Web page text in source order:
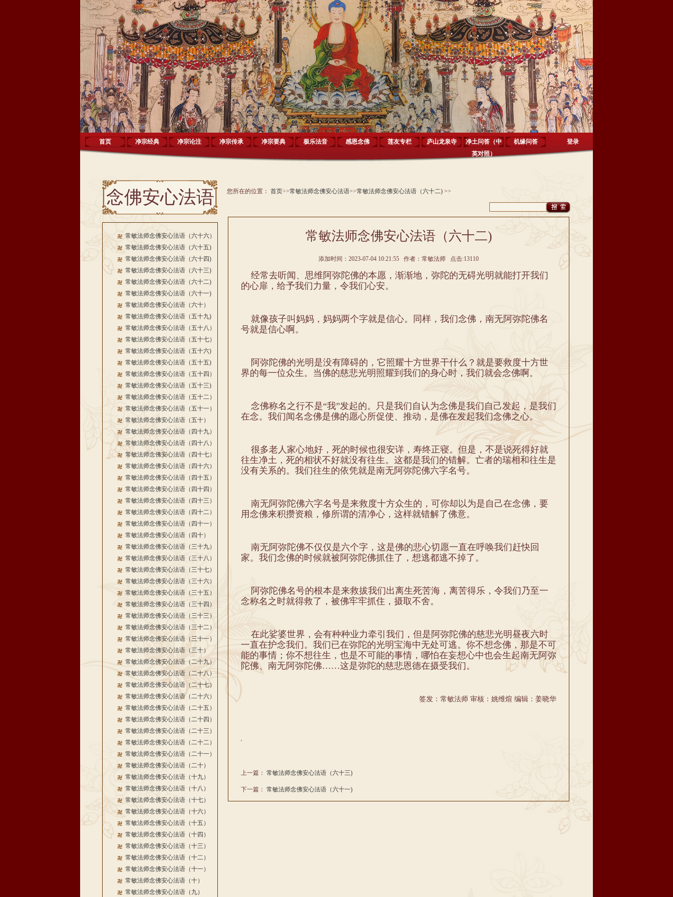
首页 净宗经典 净宗论注 净宗传承 净宗要典 极乐法音 感恩念佛 莲友专栏 庐山龙泉寺
净土问答（中
英对照）
机缘问答 登录
念佛安心法语
常敏法师念佛安心法语（六十六）
常敏法师念佛安心法语（六十五)
常敏法师念佛安心法语（六十四)
常敏法师念佛安心法语（六十三)
常敏法师念佛安心法语（六十二)
常敏法师念佛安心法语（六十一)
常敏法师念佛安心法语（六十）
常敏法师念佛安心法语（五十九)
常敏法师念佛安心法语（五十八）
常敏法师念佛安心法语（五十七）
常敏法师念佛安心法语（五十六)
常敏法师念佛安心法语（五十五)
常敏法师念佛安心法语（五十四）
常敏法师念佛安心法语（五十三)
常敏法师念佛安心法语（五十二）
常敏法师念佛安心法语（五十一）
常敏法师念佛安心法语（五十）
常敏法师念佛安心法语（四十九）
常敏法师念佛安心法语（四十八）
常敏法师念佛安心法语（四十七）
常敏法师念佛安心法语（四十六）
常敏法师念佛安心法语（四十五）
常敏法师念佛安心法语（四十四）
常敏法师念佛安心法语（四十三）
常敏法师念佛安心法语（四十二）
常敏法师念佛安心法语（四十一）
常敏法师念佛安心法语（四十）
常敏法师念佛安心法语（三十九）
常敏法师念佛安心法语（三十八）
常敏法师念佛安心法语（三十七）
常敏法师念佛安心法语（三十六）
常敏法师念佛安心法语（三十五）
常敏法师念佛安心法语（三十四）
常敏法师念佛安心法语（三十三）
常敏法师念佛安心法语（三十二）
常敏法师念佛安心法语（三十一）
常敏法师念佛安心法语（三十）
常敏法师念佛安心法语（二十九）
常敏法师念佛安心法语（二十八）
常敏法师念佛安心法语（二十七）
常敏法师念佛安心法语（二十六）
常敏法师念佛安心法语（二十五）
常敏法师念佛安心法语（二十四）
常敏法师念佛安心法语（二十三）
常敏法师念佛安心法语（二十二）
常敏法师念佛安心法语（二十一）
常敏法师念佛安心法语（二十）
常敏法师念佛安心法语（十九）
常敏法师念佛安心法语（十八）
常敏法师念佛安心法语（十七）
常敏法师念佛安心法语（十六）
常敏法师念佛安心法语（十五）
常敏法师念佛安心法语（十四）
常敏法师念佛安心法语（十三）
常敏法师念佛安心法语（十二）
常敏法师念佛安心法语（十一）
常敏法师念佛安心法语（十）
常敏法师念佛安心法语（九）
您所在的位置： 首页>>常敏法师念佛安心法语>>常敏法师念佛安心法语（六十二) >>
常敏法师念佛安心法语（六十二)
添加时间：2023-07-04 10:21:55 作者：常敏法师 点击:13110
经常去听闻、思维阿弥陀佛的本愿，渐渐地，弥陀的无碍光明就能打开我们
的心扉，给予我们力量，令我们心安。
就像孩子叫妈妈，妈妈两个字就是信心。同样，我们念佛，南无阿弥陀佛名
号就是信心啊。
阿弥陀佛的光明是没有障碍的，它照耀十方世界干什么？就是要救度十方世
界的每一位众生。当佛的慈悲光明照耀到我们的身心时，我们就会念佛啊。
念佛称名之行不是“我”发起的。只是我们自认为念佛是我们自己发起，是我们
在念。我们闻名念佛是佛的愿心所促使、推动，是佛在发起我们念佛之心。
很多老人家心地好，死的时候也很安详，寿终正寝。但是，不是说死得好就
往生净土，死的相状不好就没有往生。这都是我们的错解。亡者的瑞相和往生是
没有关系的。我们往生的依凭就是南无阿弥陀佛六字名号。
南无阿弥陀佛六字名号是来救度十方众生的，可你却以为是自己在念佛，要
用念佛来积攒资粮，修所谓的清净心，这样就错解了佛意。
南无阿弥陀佛不仅仅是六个字，这是佛的悲心切愿一直在呼唤我们赶快回
家。我们念佛的时候就被阿弥陀佛抓住了，想逃都逃不掉了。
阿弥陀佛名号的根本是来救拔我们出离生死苦海，离苦得乐，令我们乃至一
念称名之时就得救了，被佛牢牢抓住，摄取不舍。
在此娑婆世界，会有种种业力牵引我们，但是阿弥陀佛的慈悲光明昼夜六时
一直在护念我们。我们已在弥陀的光明宝海中无处可逃。你不想念佛，那是不可
能的事情；你不想往生，也是不可能的事情，哪怕在妄想心中也会生起南无阿弥
陀佛、南无阿弥陀佛……这是弥陀的慈悲恩德在摄受我们。
签发：常敏法师 审核：姚维煊 编辑：姜晓华
'
上一篇： 常敏法师念佛安心法语（六十三)
下一篇： 常敏法师念佛安心法语（六十一)